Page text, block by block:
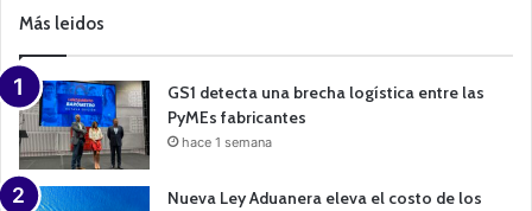
a
n
Más leidos
GS1 detecta una brecha logística entre las
PyMEs fabricantes
hace 1 semana
Nueva Ley Aduanera eleva el costo de los